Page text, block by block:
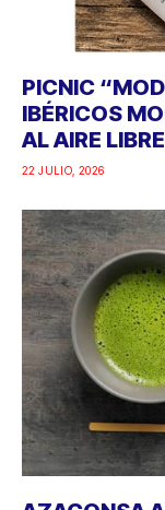
PICNIC
IBÉRICOS
AL AIRE LIBRE
22 JULIO, 2026